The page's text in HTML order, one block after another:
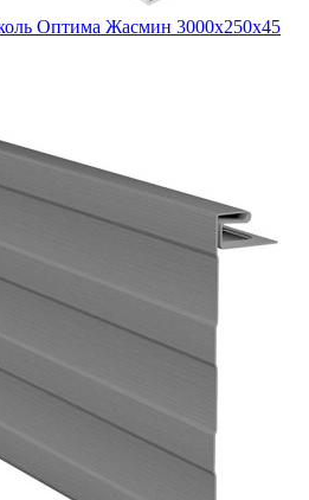
Оптима Жасмин 3000х250х45